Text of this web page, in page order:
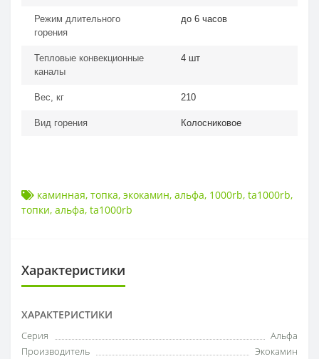
Режим длительного
горения
до 6 часов
Тепловые конвекционные
каналы
4 шт
Вес, кг 210
Вид горения Колосниковое
каминная, топка, экокамин, альфа, 1000rb, ta1000rb,
топки, альфа, ta1000rb
Характеристики
ХАРАКТЕРИСТИКИ
Серия
Альфа
Производитель
Экокамин